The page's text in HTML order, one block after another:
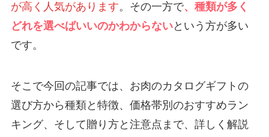
が高く人気があります。その一方で、種類が多く
どれを選べばいいのかわからないという方が多い
です。
そこで今回の記事では、お肉のカタログギフトの
選び方から種類と特徴、価格帯別のおすすめラン
キング、そして贈り方と注意点まで、詳しく解説